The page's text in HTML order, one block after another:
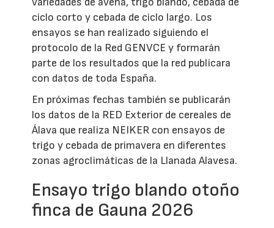
ciclo corto y cebada de ciclo largo. Los
ensayos se han realizado siguiendo el
protocolo de la Red GENVCE y formarán
parte de los resultados que la red publicara
con datos de toda España.
En próximas fechas también se publicarán
los datos de la RED Exterior de cereales de
Álava que realiza NEIKER con ensayos de
trigo y cebada de primavera en diferentes
zonas agroclimáticas de la Llanada Alavesa.
Ensayo trigo blando otoño
finca de Gauna 2026